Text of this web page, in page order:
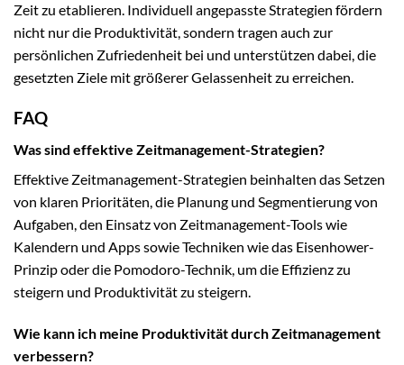
Zeit zu etablieren. Individuell angepasste Strategien fördern
nicht nur die Produktivität, sondern tragen auch zur
persönlichen Zufriedenheit bei und unterstützen dabei, die
gesetzten Ziele mit größerer Gelassenheit zu erreichen.
FAQ
Was sind effektive Zeitmanagement-Strategien?
Effektive Zeitmanagement-Strategien beinhalten das Setzen
von klaren Prioritäten, die Planung und Segmentierung von
Aufgaben, den Einsatz von Zeitmanagement-Tools wie
Kalendern und Apps sowie Techniken wie das Eisenhower-
Prinzip oder die Pomodoro-Technik, um die Effizienz zu
steigern und Produktivität zu steigern.
Wie kann ich meine Produktivität durch Zeitmanagement
verbessern?